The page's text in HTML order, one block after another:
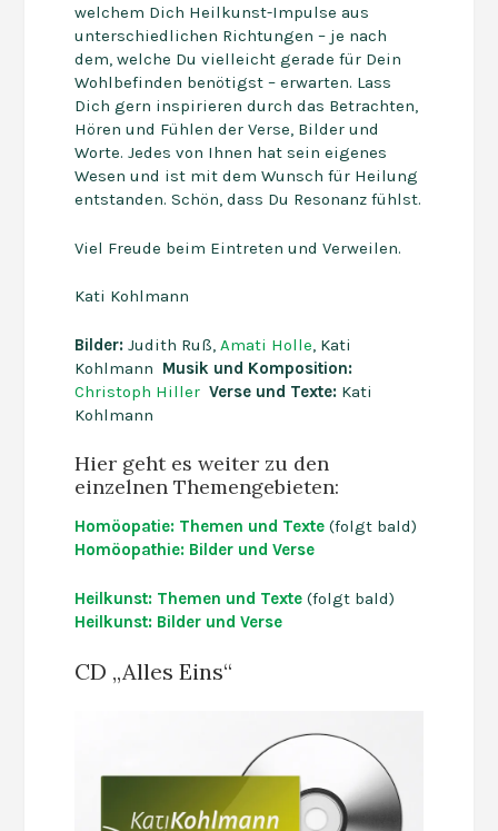
welchem Dich Heilkunst-Impulse aus
unterschiedlichen Richtungen – je nach
dem, welche Du vielleicht gerade für Dein
Wohlbefinden benötigst – erwarten. Lass
Dich gern inspirieren durch das Betrachten,
Hören und Fühlen der Verse, Bilder und
Worte. Jedes von Ihnen hat sein eigenes
Wesen und ist mit dem Wunsch für Heilung
entstanden. Schön, dass Du Resonanz fühlst.
Viel Freude beim Eintreten und Verweilen.
Kati Kohlmann
Bilder: Judith Ruß, Amati Holle , Kati
Kohlmann Musik und Komposition:
Christoph HillerVerse und Texte: Kati
Kohlmann
Hier geht es weiter zu den
einzelnen Themengebieten:
Homöopatie: Themen und Texte (folgt bald)
Homöopathie: Bilder und Verse
Heilkunst: Themen und Texte (folgt bald)
Heilkunst: Bilder und Verse
CD „Alles Eins“